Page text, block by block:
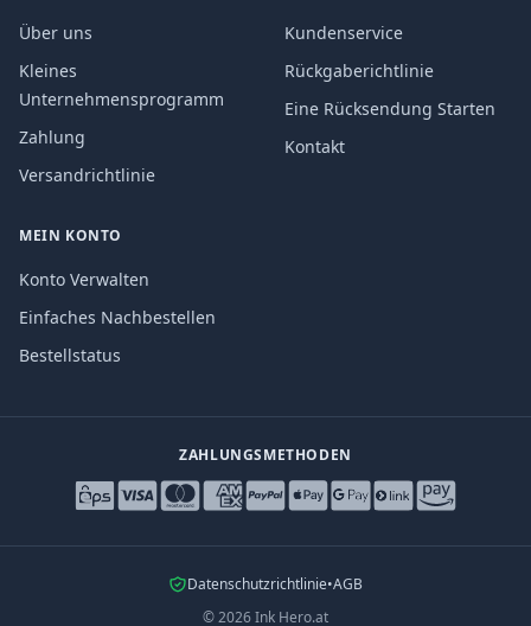
Über uns
Kleines
Unternehmensprogramm
Zahlung
Versandrichtlinie
Kundenservice
Rückgaberichtlinie
Eine Rücksendung Starten
Kontakt
MEIN KONTO
Konto Verwalten
Einfaches Nachbestellen
Bestellstatus
ZAHLUNGSMETHODEN
Datenschutzrichtlinie•AGB
©2026Ink Hero.at